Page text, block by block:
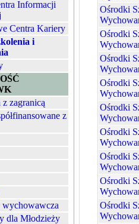
Informacji
Centra Kariery
i
z zagranicą
z
wychowawcza
dla Młodzieży
Ośrodki
Ośrodki
Ośrodki
Ośrodki
Ośrodki
Ośrodki
Ośrodki
Ośrodki
Ośrodki